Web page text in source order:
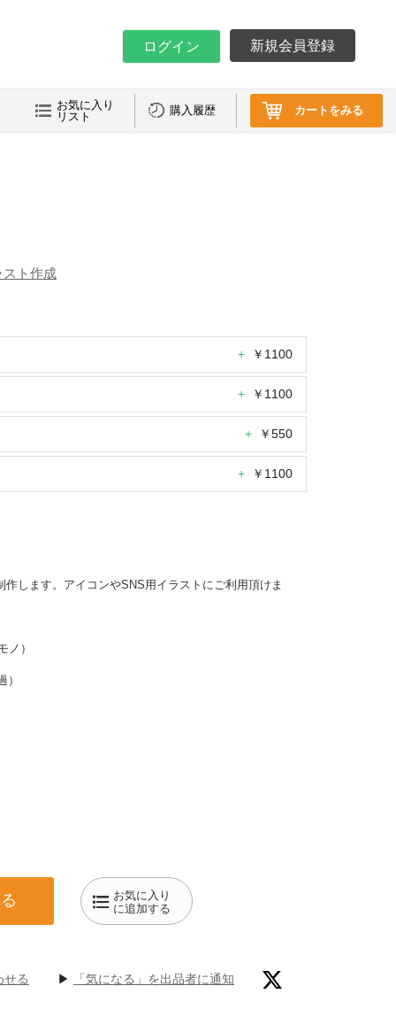
ログイン 新規会員登録
お気に入り
リスト
購入履歴 カートをみる
スト作成
+ ￥1100
+ ￥1100
+ ￥550
+ ￥1100
します。アイコンやSNS用イラストにご利用頂けま
ノ）
お気に入り
に追加する
せる ▶︎ 「気になる」を出品者に通知